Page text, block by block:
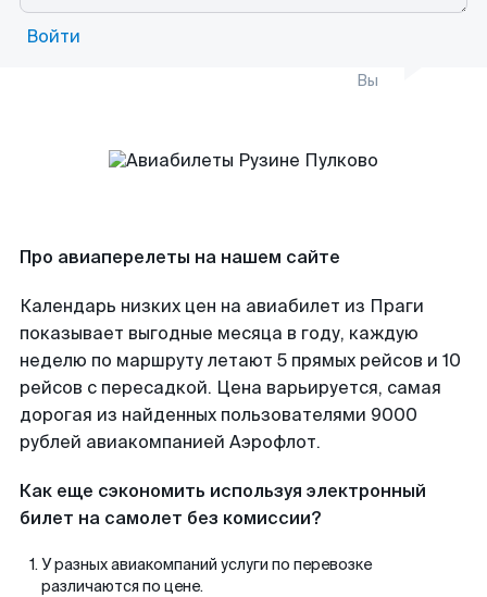
Войти
Вы
Про авиаперелеты на нашем сайте
Календарь низких цен на авиабилет из Праги
показывает выгодные месяца в году, каждую
неделю по маршруту летают 5 прямых рейсов и 10
рейсов с пересадкой. Цена варьируется, самая
дорогая из найденных пользователями 9000
рублей авиакомпанией Аэрофлот.
Как еще сэкономить используя электронный
билет на самолет без комиссии?
У разных авиакомпаний услуги по перевозке
различаются по цене.